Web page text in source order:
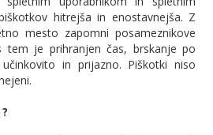
hitrejša in enostavnejša. Z
mesto zapomni posameznikove
tem je prihranjen čas, brskanje po
in prijazno. Piškotki niso